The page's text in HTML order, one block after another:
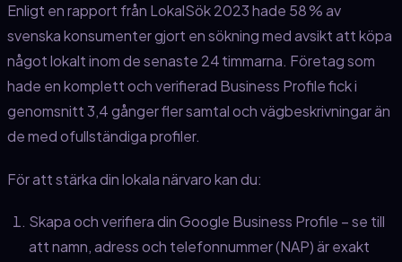
Enligt en rapport från LokalSök 2023 hade 58 % av
svenska konsumenter gjort en sökning med avsikt att köpa
något lokalt inom de senaste 24 timmarna. Företag som
hade en komplett och verifierad Business Profile fick i
genomsnitt 3,4 gånger fler samtal och vägbeskrivningar än
de med ofullständiga profiler.
För att stärka din lokala närvaro kan du:
Skapa och verifiera din Google Business Profile – se till
att namn, adress och telefonnummer (NAP) är exakt